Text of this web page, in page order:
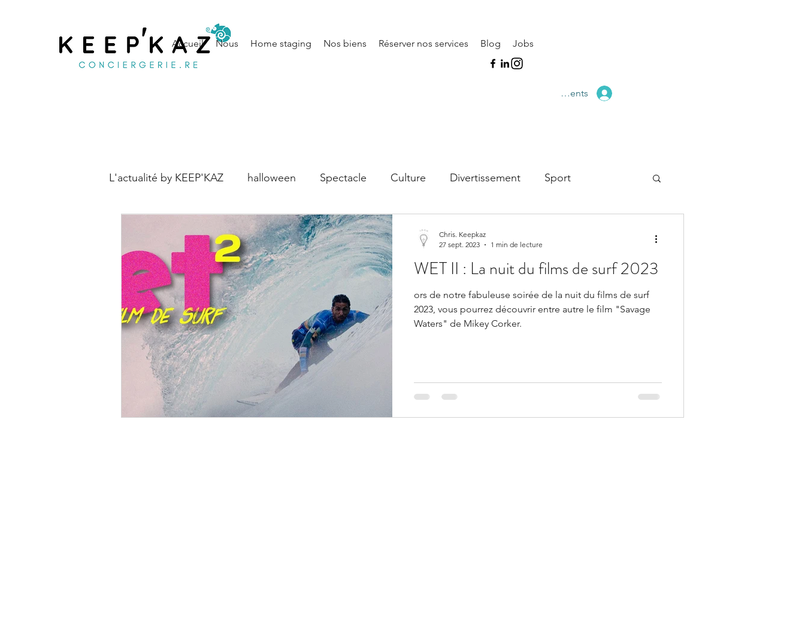
Accueil Nous Home staging Nos biens Réserver nos services Blog Jobs
Espace Clients
L'actualité by KEEP'KAZ halloween Spectacle Culture Divertissement Sport
musique Noël conseils
WET II : La nuit du films de surf 2023
ors de notre fabuleuse soirée de la nuit du films de surf
2023, vous pourrez découvrir entre autre le film "Savage
Waters" de Mikey Corker.
Chris. Keepkaz
27 sept. 2023
1 min de lecture